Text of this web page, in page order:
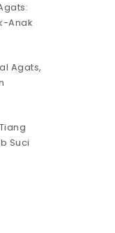
Anak
Agats,
Suci